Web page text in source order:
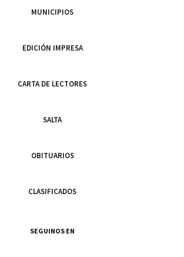
MUNICIPIOS
EDICIÓN IMPRESA
CARTA DE LECTORES
SALTA
OBITUARIOS
CLASIFICADOS
SEGUINOS EN